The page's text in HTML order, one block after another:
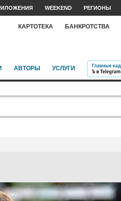
WEEKEND РЕГИОНЫ
КАРТОТЕКА БАНКРОТСТВА
АВТОРЫ УСЛУГИ